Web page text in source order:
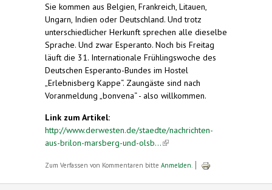
Sie kommen aus Belgien, Frankreich, Litauen,
Ungarn, Indien oder Deutschland. Und trotz
unterschiedlicher Herkunft sprechen alle dieselbe
Sprache. Und zwar Esperanto. Noch bis Freitag
läuft die 31. Internationale Frühlingswoche des
Deutschen Esperanto-Bundes im Hostel
„Erlebnisberg Kappe“. Zaungäste sind nach
Voranmeldung „bonvena“ - also willkommen.
Link zum Artikel:
http://www.derwesten.de/staedte/nachrichten-
aus-brilon-marsberg-und-olsb...(link is external)
Zum Verfassen von Kommentaren bitte Anmelden